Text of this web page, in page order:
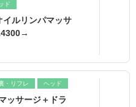
ド
イルリンパマッサ
・リフレ ヘッド
ッサージ＋ドラ